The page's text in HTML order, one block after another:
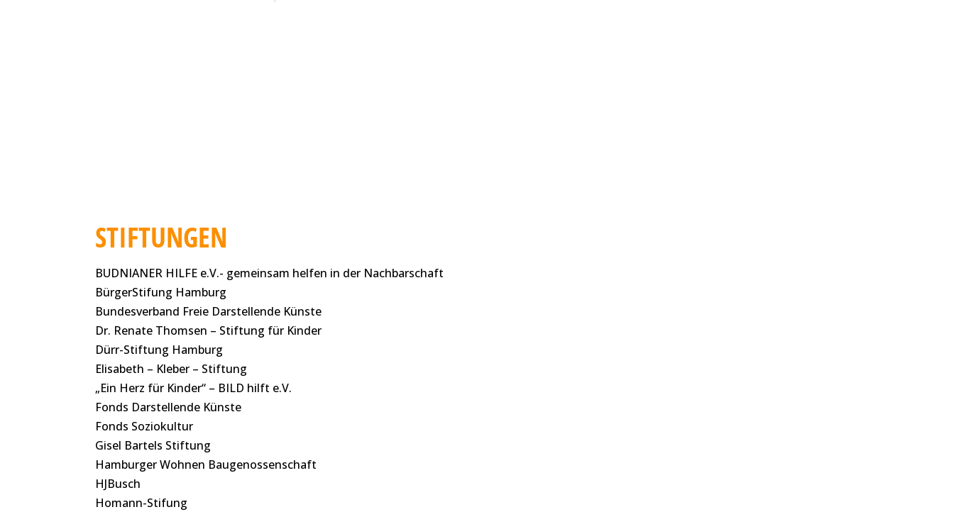
STIFTUNGEN
BUDNIANER HILFE e.V.- gemeinsam helfen in der Nachbarschaft
BürgerStifung Hamburg
Bundesverband Freie Darstellende Künste
Dr. Renate Thomsen – Stiftung für Kinder
Dürr-Stiftung Hamburg
Elisabeth – Kleber – Stiftung
„Ein Herz für Kinder“ – BILD hilft e.V.
Fonds Darstellende Künste
Fonds Soziokultur
Gisel Bartels Stiftung
Hamburger Wohnen Baugenossenschaft
HJBusch
Homann-Stifung